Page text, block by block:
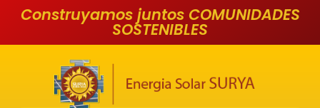
Construyamos juntos COMUNIDADES
SOSTENIBLES